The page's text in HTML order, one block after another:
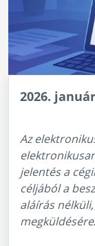
2026.
Az
jelentés a
céljából a
aláírás